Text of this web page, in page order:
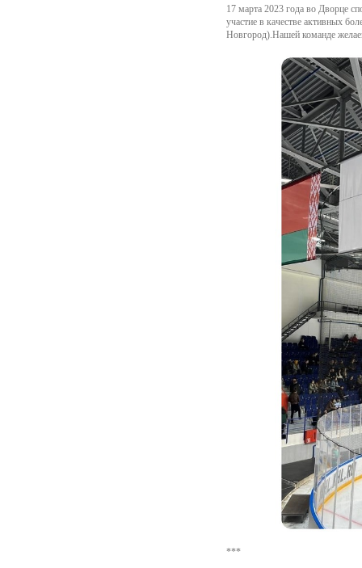
17 марта 2023 года во Дворце
участие в качестве активных
Новгород).Нашей команде
***